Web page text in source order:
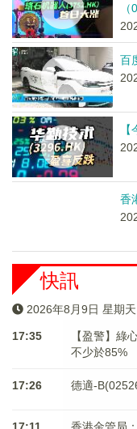
百
香
快訊
2026年8月9日 星期
17:35
【盈警】綠
不少於85%
17:26 德適-